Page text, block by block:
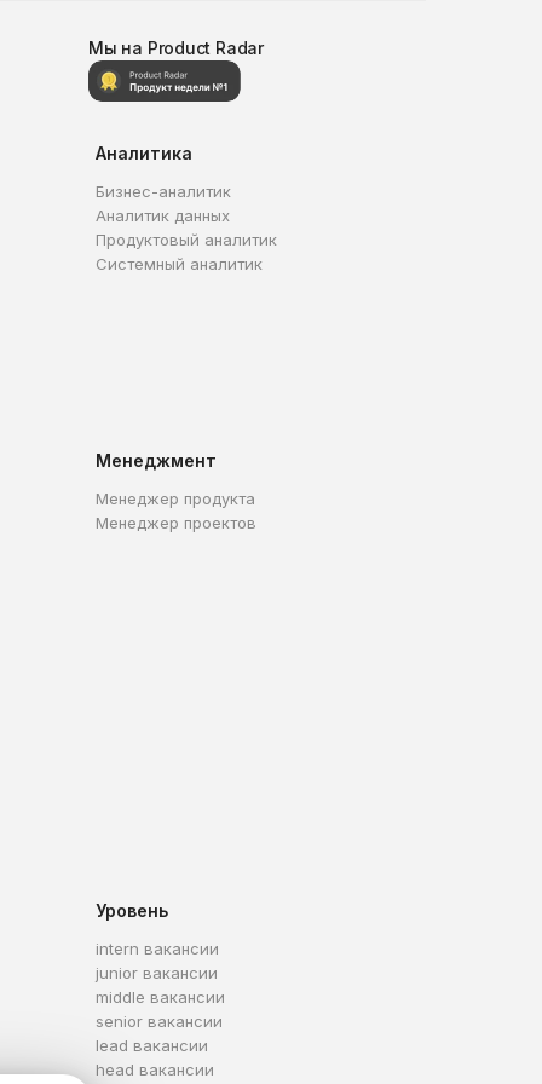
Мы на Product Radar
Аналитика
Бизнес-аналитик
Аналитик данных
Продуктовый аналитик
Системный аналитик
Менеджмент
Менеджер продукта
Менеджер проектов
Уровень
intern вакансии
junior вакансии
middle вакансии
senior вакансии
lead вакансии
head вакансии